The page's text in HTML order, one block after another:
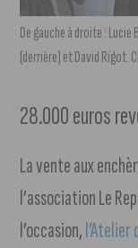
De gauche à droite : Lucie
(derrière) et David Rigot.
28.000 euros
La vente aux
l’association Le
l’occasion,l’Atelier